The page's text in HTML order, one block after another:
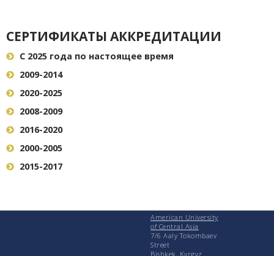
СЕРТИФИКАТЫ АККРЕДИТАЦИИ
C 2025 года по настоящее время
2009-2014
2020-2025
2008-2009
2016-2020
2000-2005
2015-2017
American University
of Central Asia
7/6 Aaly Tokombaev
Street
Bishkek, Kyrgyz